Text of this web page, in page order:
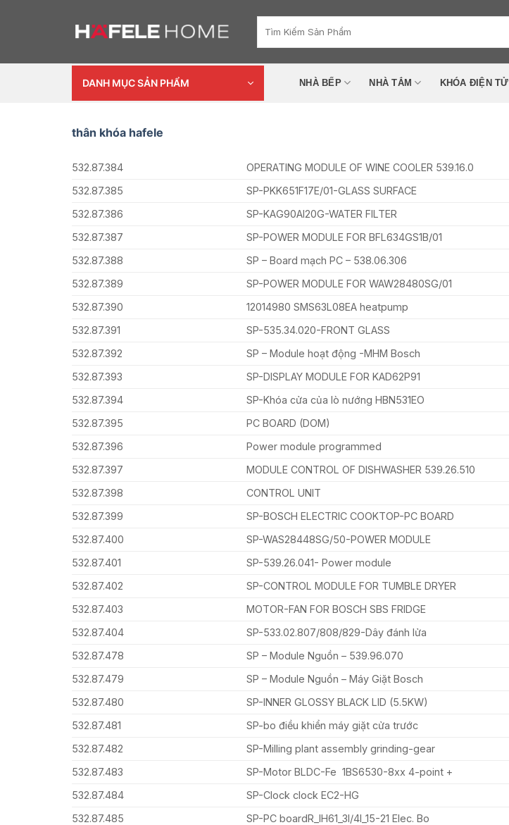
kiếm:
DANH MỤC SẢN PHẨM NHÀ BẾP NHÀ TẮM KHÓA ĐIỆN TỬ
thân khóa hafele
532.87.384
OPERATING MODULE OF WINE COOLER 539.16.0
532.87.385
SP-PKK651F17E/01-GLASS SURFACE
532.87.386
SP-KAG90AI20G-WATER FILTER
532.87.387
SP-POWER MODULE FOR BFL634GS1B/01
532.87.388
SP – Board mạch PC – 538.06.306
532.87.389
SP-POWER MODULE FOR WAW28480SG/01
532.87.390
12014980 SMS63L08EA heatpump
532.87.391
SP-535.34.020-FRONT GLASS
532.87.392
SP – Module hoạt động -MHM Bosch
532.87.393
SP-DISPLAY MODULE FOR KAD62P91
532.87.394
SP-Khóa cửa của lò nướng HBN531EO
532.87.395
PC BOARD (DOM)
532.87.396
Power module programmed
532.87.397
MODULE CONTROL OF DISHWASHER 539.26.510
532.87.398
CONTROL UNIT
532.87.399
SP-BOSCH ELECTRIC COOKTOP-PC BOARD
532.87.400
SP-WAS28448SG/50-POWER MODULE
532.87.401
SP-539.26.041- Power module
532.87.402
SP-CONTROL MODULE FOR TUMBLE DRYER
532.87.403
MOTOR-FAN FOR BOSCH SBS FRIDGE
532.87.404
SP-533.02.807/808/829-Dây đánh lửa
532.87.478
SP – Module Nguồn – 539.96.070
532.87.479
SP – Module Nguồn – Máy Giặt Bosch
532.87.480
SP-INNER GLOSSY BLACK LID (5.5KW)
532.87.481
SP-bo điều khiển máy giặt cửa trước
532.87.482
SP-Milling plant assembly grinding-gear
532.87.483
SP-Motor BLDC-Fe 1BS6530-8xx 4-point +
532.87.484
SP-Clock clock EC2-HG
532.87.485
SP-PC boardR_IH61_3I/4I_15-21 Elec. Bo